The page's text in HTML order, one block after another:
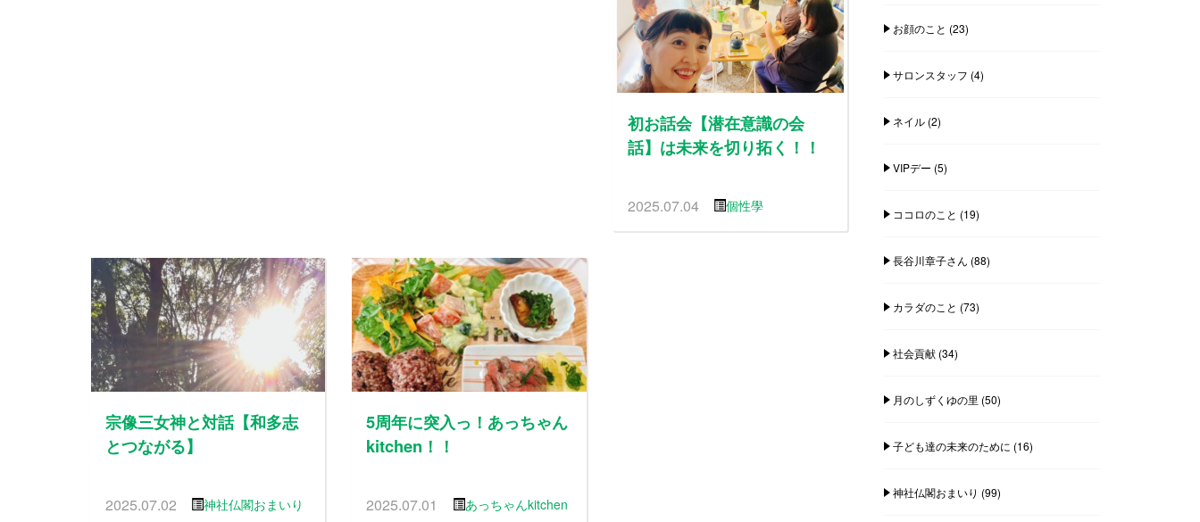
初お話会【潜在意識の会
話】は未来を切り拓く！！
2025.07.04 個性學
宗像三女神と対話【和多志
とつながる】
2025.07.02 神社仏閣おまいり
5周年に突入っ！あっちゃん
kitchen！！
2025.07.01 あっちゃんkitchen
お顔のこと (23)
サロンスタッフ (4)
ネイル(2)
VIPデー (5)
ココロのこと (19)
長谷川章子さん (88)
カラダのこと (73)
社会貢献(34)
月のしずくゆの里 (50)
子ども達の未来のために (16)
神社仏閣おまいり (99)